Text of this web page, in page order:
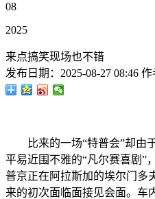
08
2025
来点搞笑现场也不错
发布日期： 2025-08-27 08:46 作
比来的一场“特普会”却由
平易近围不雅的“凡尔赛喜剧”
普京正在阿拉斯加的埃尔门多
来的初次面临面接见会面。车